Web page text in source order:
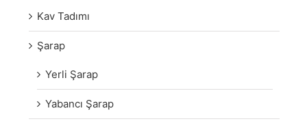
Kav Tadımı
Şarap
Yerli Şarap
Yabancı Şarap